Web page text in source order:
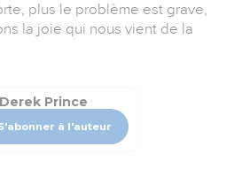
plus le problème est grave,
la joie qui nous vient de la
Derek Prince
à l'auteur